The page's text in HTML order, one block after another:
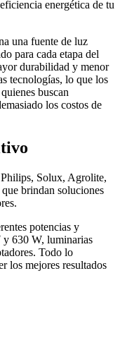
energética de tu
una fuente de luz
para cada etapa del
durabilidad y menor
tecnologías, lo que los
buscan
los costos de
Solux, Agrolite,
brindan soluciones
potencias y
630 W, luminarias
Todo lo
los mejores resultados